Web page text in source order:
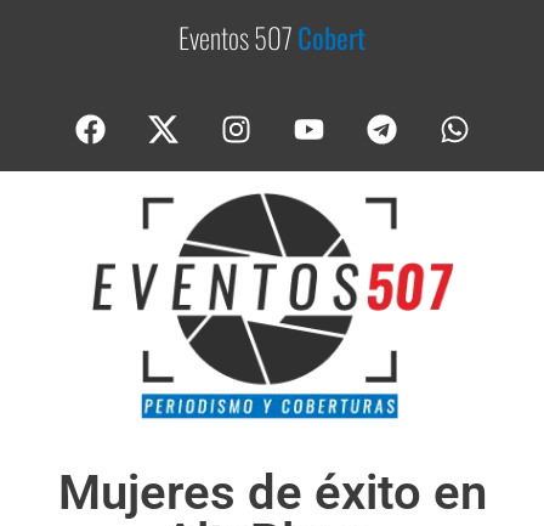
Eventos 507Cobertu
Mujeres de éxito en